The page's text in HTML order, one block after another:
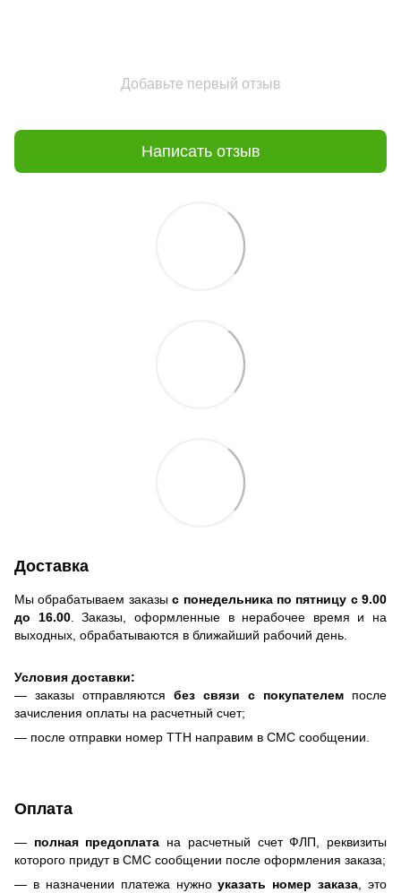
Добавьте первый отзыв
Написать отзыв
Доставка
Мы обрабатываем заказыс понедельника по пятницу с 9.00
до 16.00. Заказы, оформленные в нерабочее время и на
выходных, обрабатываются в ближайший рабочий день.
Условия доставки:
— заказы отправляются без связи с покупателем после
зачисления оплаты на расчетный счет;
— после отправки номер ТТН направим в СМС сообщении.
Оплата
— полная предоплата на расчетный счет ФЛП, реквизиты
которого придут в СМС сообщении после оформления заказа;
— в назначении платежа нужноуказать номер заказа, это